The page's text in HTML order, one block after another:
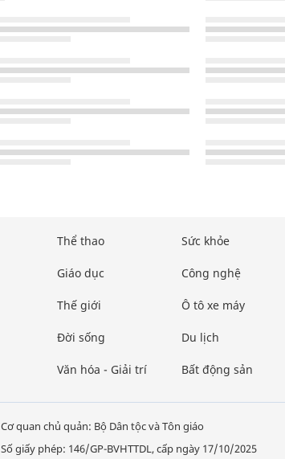
Thể thao
Giáo dục
Thế giới
Đời sống
Văn hóa - Giải trí
Sức khỏe
Công nghệ
Ô tô xe máy
Du lịch
Bất động sản
Cơ quan chủ quản: Bộ Dân tộc và Tôn giáo
Số giấy phép: 146/GP-BVHTTDL, cấp ngày 17/10/2025